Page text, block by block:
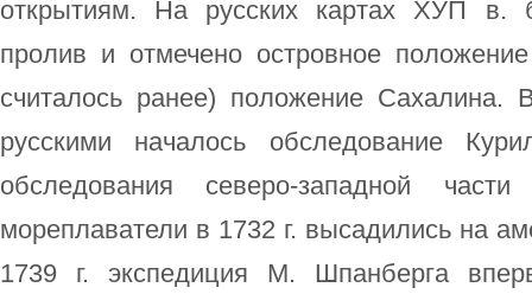
открытиям. На русских картах ХУП в.
пролив и отмечено островное
считалось ранее) положение
русскими началось обследование
обследования северо-западной
мореплаватели в 1732 г. высадились на
1739 г. экспедиция М. Шпанберга